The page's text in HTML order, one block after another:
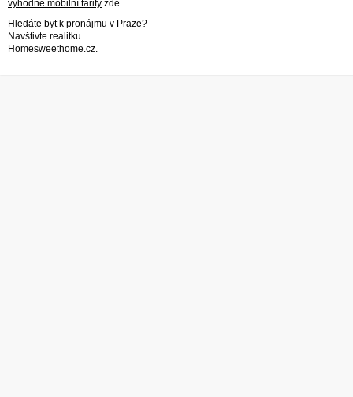
výhodné mobilní tarify zde.
Hledáte byt k pronájmu v Praze?
Navštivte realitku
Homesweethome.cz.